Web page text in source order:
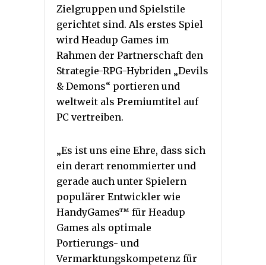
Zielgruppen und Spielstile
gerichtet sind. Als erstes Spiel
wird Headup Games im
Rahmen der Partnerschaft den
Strategie-RPG-Hybriden „Devils
& Demons“ portieren und
weltweit als Premiumtitel auf
PC vertreiben.
„Es ist uns eine Ehre, dass sich
ein derart renommierter und
gerade auch unter Spielern
populärer Entwickler wie
HandyGames™ für Headup
Games als optimale
Portierungs- und
Vermarktungskompetenz für